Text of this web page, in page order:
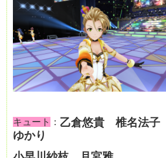
キュート ： 乙倉悠貴 椎名法子
ゆかり